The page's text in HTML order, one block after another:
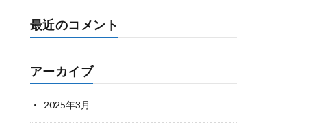
最近のコメント
アーカイブ
2025年3月